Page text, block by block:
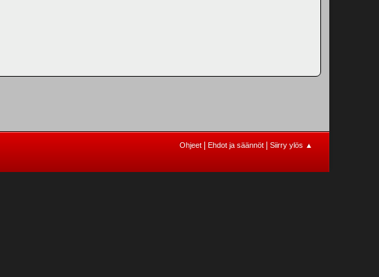
Ohjeet Ehdot ja säännöt Siirry ylös ▲